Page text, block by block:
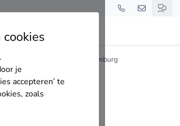
je
accepteren’ te
zoals
Vastgoedonderhoud zuid-limburg